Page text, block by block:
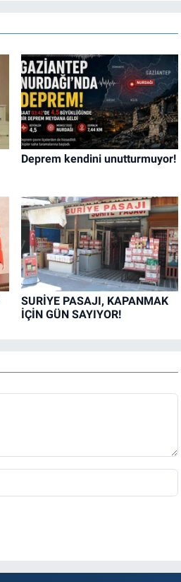
Deprem kendini unutturmuyor!
SURİYE PASAJI, KAPANMAK
İÇİN GÜN SAYIYOR!